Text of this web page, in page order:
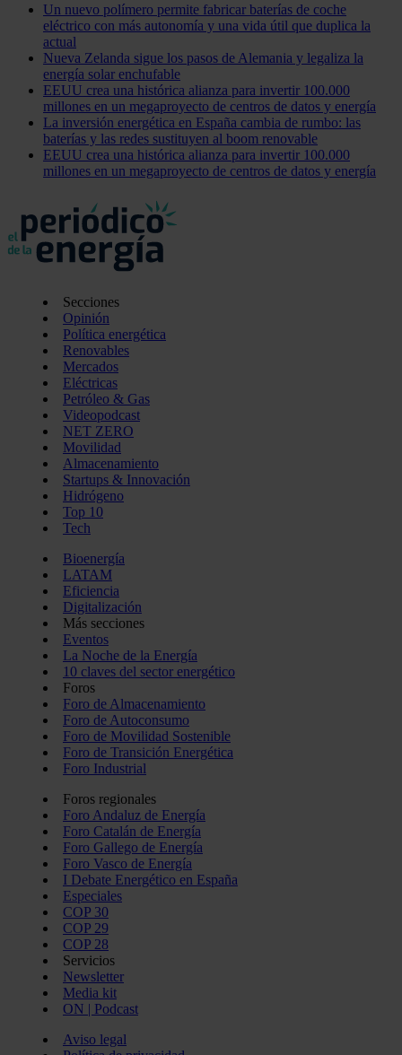
Un nuevo polímero permite fabricar baterías de coche
eléctrico con más autonomía y una vida útil que duplica la
actual
Nueva Zelanda sigue los pasos de Alemania y legaliza la
energía solar enchufable
EEUU crea una histórica alianza para invertir 100.000
millones en un megaproyecto de centros de datos y energía
La inversión energética en España cambia de rumbo: las
baterías y las redes sustituyen al boom renovable
EEUU crea una histórica alianza para invertir 100.000
millones en un megaproyecto de centros de datos y energía
Secciones
Opinión
Política energética
Renovables
Mercados
Eléctricas
Petróleo & Gas
Videopodcast
NET ZERO
Movilidad
Almacenamiento
Startups & Innovación
Hidrógeno
Top 10
Tech
Bioenergía
LATAM
Eficiencia
Digitalización
Más secciones
Eventos
La Noche de la Energía
10 claves del sector energético
Foros
Foro de Almacenamiento
Foro de Autoconsumo
Foro de Movilidad Sostenible
Foro de Transición Energética
Foro Industrial
Foros regionales
Foro Andaluz de Energía
Foro Catalán de Energía
Foro Gallego de Energía
Foro Vasco de Energía
I Debate Energético en España
Especiales
COP 30
COP 29
COP 28
Servicios
Newsletter
Media kit
ON | Podcast
Aviso legal